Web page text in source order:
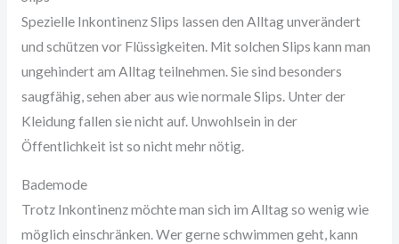
Spezielle Inkontinenz Slips lassen den Alltag unverändert
und schützen vor Flüssigkeiten. Mit solchen Slips kann man
ungehindert am Alltag teilnehmen. Sie sind besonders
saugfähig, sehen aber aus wie normale Slips. Unter der
Kleidung fallen sie nicht auf. Unwohlsein in der
Öffentlichkeit ist so nicht mehr nötig.
Bademode
Trotz Inkontinenz möchte man sich im Alltag so wenig wie
möglich einschränken. Wer gerne schwimmen geht, kann